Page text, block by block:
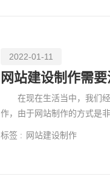
2022-01-11
网站建设制作需
在现在生活当中，我们经
作，由于网站制作的方式是
标签 : 网站建设制作